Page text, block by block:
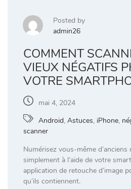
Posted by
admin26
COMMENT
VIEUX NÉGATIFS
VOTRE
mai 4, 2024
Android, Astuces, iPhone,
scanner
Numérisez vous-même
simplement à l’aide de votre
application de retouche d’image
qu’ils contiennent.